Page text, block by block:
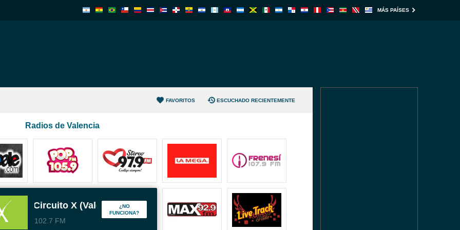
MÁS PAÍSES
FAVORITOS ESCUCHADO RECIENTEMENTE
Radios de Valencia
Circuito X (Valencia)
102.7 FM
¿NO
FUNCIONA?